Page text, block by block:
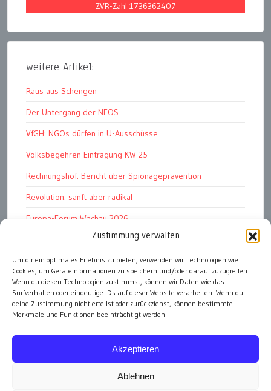
Zustimmung verwalten
Um dir ein optimales Erlebnis zu bieten, verwenden wir Technologien wie
Cookies, um Geräteinformationen zu speichern und/oder darauf zuzugreifen.
Wenn du diesen Technologien zustimmst, können wir Daten wie das
Surfverhalten oder eindeutige IDs auf dieser Website verarbeiten. Wenn du
deine Zustimmung nicht erteilst oder zurückziehst, können bestimmte
Merkmale und Funktionen beeinträchtigt werden.
Akzeptieren
Ablehnen
ZVR-Zahl 1736362407
weitere Artikel:
Raus aus Schengen
Der Untergang der NEOS
VfGH: NGOs dürfen in U-Ausschüsse
Volksbegehren Eintragung KW 25
Rechnungshof: Bericht über Spionageprävention
Revolution: sanft aber radikal
Europa-Forum Wachau 2026
Amnesty Report 2025/26
Attac kritisiert neues EU-Rüstungspaket
Ungarn ist demokratischer als Österreich
alle Artikel